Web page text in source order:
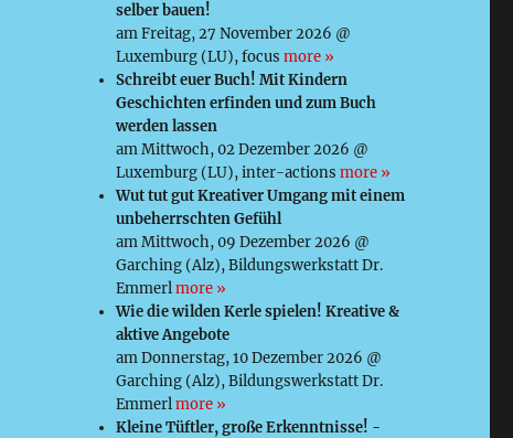
selber bauen!
am Freitag, 27 November 2026 @
Luxemburg (LU), focusmore »
Schreibt euer Buch! Mit Kindern
Geschichten erfinden und zum Buch
werden lassen
am Mittwoch, 02 Dezember 2026 @
Luxemburg (LU), inter-actionsmore »
Wut tut gut Kreativer Umgang mit einem
unbeherrschten Gefühl
am Mittwoch, 09 Dezember 2026 @
Garching (Alz), Bildungswerkstatt Dr.
Emmerlmore »
Wie die wilden Kerle spielen! Kreative &
aktive Angebote
am Donnerstag, 10 Dezember 2026 @
Garching (Alz), Bildungswerkstatt Dr.
Emmerlmore »
Kleine Tüftler, große Erkenntnisse! -